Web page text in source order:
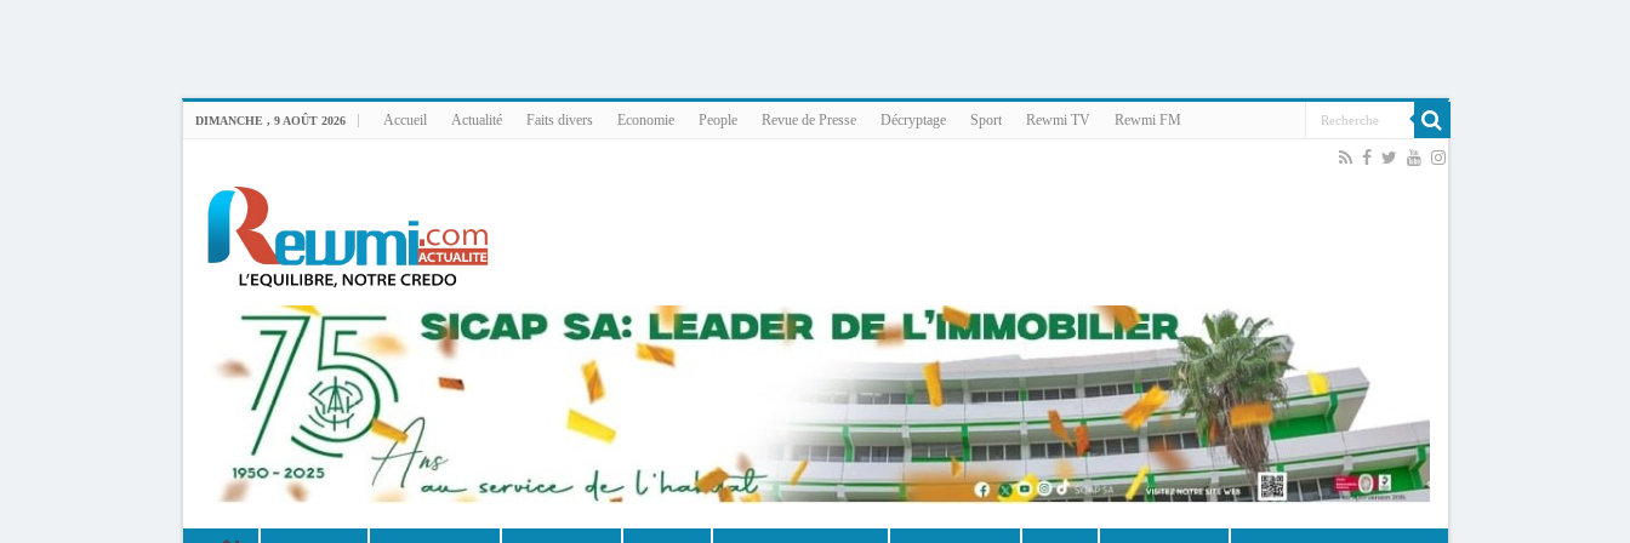
DIMANCHE , 9 AOÛT 2026 Accueil Actualité Faits divers Economie People Revue de Presse Décryptage Sport Rewmi TV Rewmi FM